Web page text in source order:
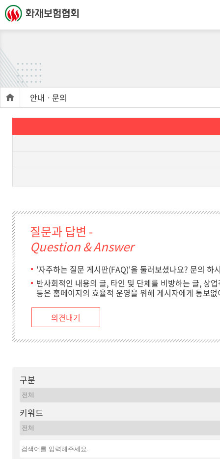
안내ㆍ문의
질문과 답변 -
Question & Answer
'자주하는 질문 게시판(FAQ)'을 둘러보셨나요? 문의 하
반사회적인 내용의 글, 타인 및 단체를 비방하는 글, 상
등은 홈페이지의 효율적 운영을 위해 게시자에게 통보
의견내기
구분
키워드